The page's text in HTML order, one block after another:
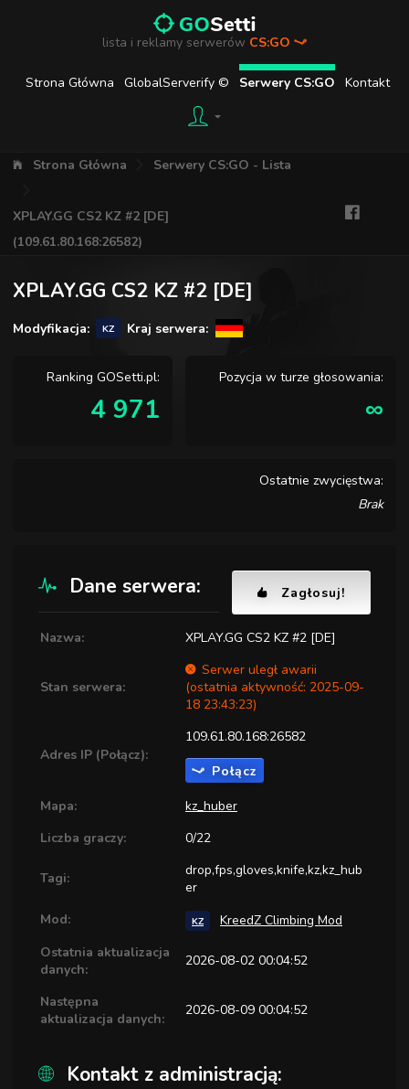
lista i reklamy serwerów CS:GO
Strona Główna GlobalServerify © Serwery CS:GO Kontakt
Strona Główna Serwery CS:GO - Lista
XPLAY.GG CS2 KZ #2 [DE]
(109.61.80.168:26582)
XPLAY.GG CS2 KZ #2 [DE]
Modyfikacja: KZ Kraj serwera:
Ranking GOSetti.pl:
4 971
Pozycja w turze głosowania:
∞
Ostatnie zwycięstwa:
Brak
Dane serwera: Zagłosuj!
Nazwa: XPLAY.GG CS2 KZ #2 [DE]
Stan serwera:
Serwer uległ awarii
(ostatnia aktywność: 2025-09-
18 23:43:23)
Adres IP (Połącz):
109.61.80.168:26582
Połącz
Mapa:
kz_huber
Liczba graczy:
0/22
Tagi:
drop,fps,gloves,knife,kz,kz_hub
er
Mod:
KZ
KreedZ Climbing Mod
Ostatnia aktualizacja
danych:
2026-08-02 00:04:52
Następna
aktualizacja danych:
2026-08-09 00:04:52
Kontakt z administracją: